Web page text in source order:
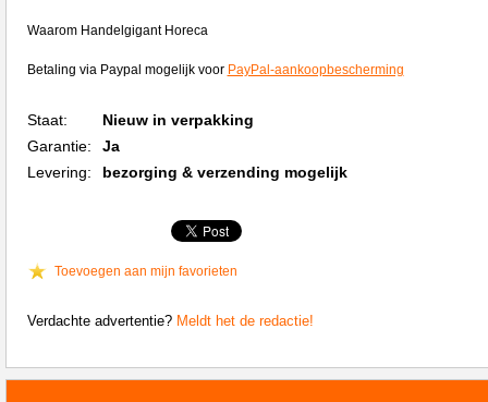
Waarom Handelgigant Horeca
Betaling via Paypal mogelijk voor PayPal-aankoopbescherming
Staat:
Nieuw in verpakking
Garantie:
Ja
Levering:
bezorging & verzending mogelijk
Toevoegen aan mijn favorieten
Verdachte advertentie? Meldt het de redactie!